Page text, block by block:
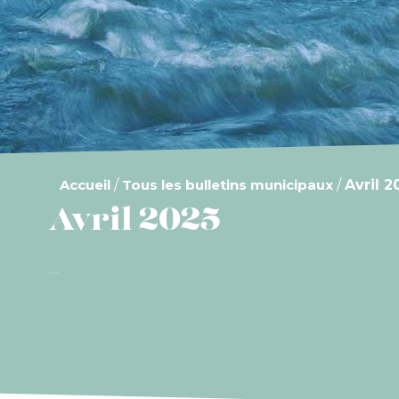
Accueil / Tous les bulletins municipaux /Avril
Avril 2025